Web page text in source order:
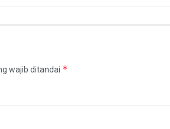
wajib ditandai *